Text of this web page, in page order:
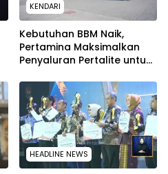
KENDARI
Kebutuhan BBM Naik,
Pertamina Maksimalkan
Penyaluran Pertalite untuk
HEADLINE NEWS